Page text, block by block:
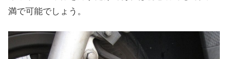
満で可能でしょう。